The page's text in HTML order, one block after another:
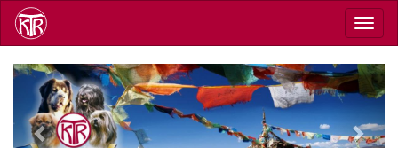
Skip
main
Previous Next